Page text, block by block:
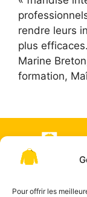
Pour offrir les
rendre leurs
plus efficaces.
Marine
formation,